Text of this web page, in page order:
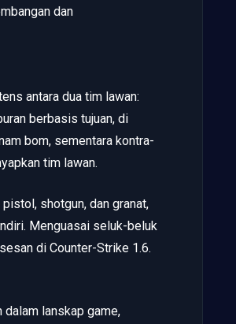
dan
antara dua tim lawan:
berbasis tujuan, di
bom, sementara kontra-
tim lawan.
shotgun, dan granat,
Menguasai seluk-beluk
di Counter-Strike 1.6.
dalam lanskap game,